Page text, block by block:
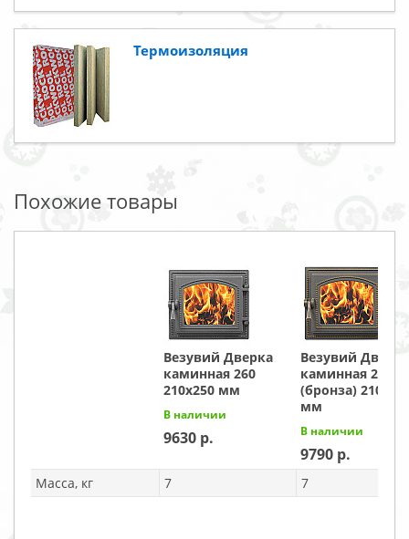
Термоизоляция
Похожие товары
Везувий Дверка
каминная 260
210x250 мм
В наличии
9630
Везувий Дверка
каминная 260
(бронза)
мм
В наличии
9790
Масса, кг 7 7